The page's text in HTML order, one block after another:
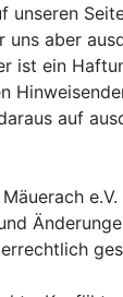
unseren
uns aber
ist ein
auf